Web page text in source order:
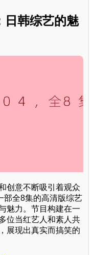
日韩综艺的魅
创意不断吸引着观众
部全8集的高清版综艺
魅力。节目构建在一
位当红艺人和素人共
展现出真实而搞笑的